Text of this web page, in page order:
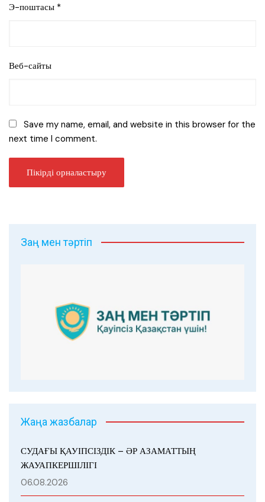
Э-поштасы *
Веб-сайты
Save my name, email, and website in this browser for the
next time I comment.
Заң мен тәртіп
Жаңа жазбалар
СУДАҒЫ ҚАУІПСІЗДІК – ӘР АЗАМАТТЫҢ
ЖАУАПКЕРШІЛІГІ
06.08.2026